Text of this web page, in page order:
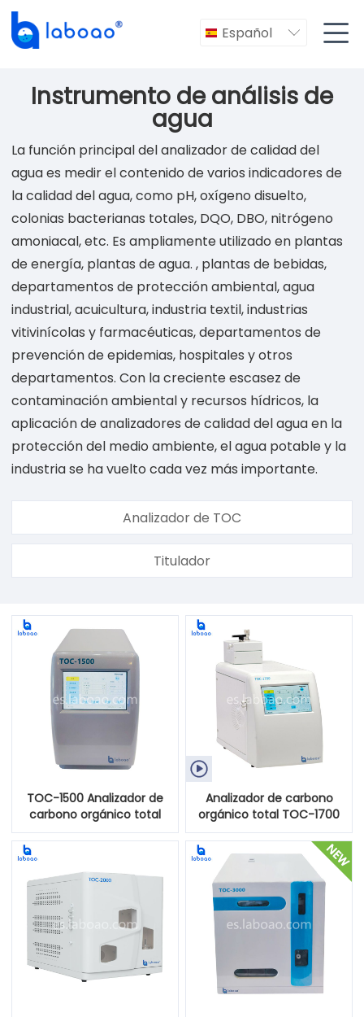
Español  
Instrumento de análisis de
agua
La función principal del analizador de calidad del
agua es medir el contenido de varios indicadores de
la calidad del agua, como pH, oxígeno disuelto,
colonias bacterianas totales, DQO, DBO, nitrógeno
amoniacal, etc. Es ampliamente utilizado en plantas
de energía, plantas de agua. , plantas de bebidas,
departamentos de protección ambiental, agua
industrial, acuicultura, industria textil, industrias
vitivinícolas y farmacéuticas, departamentos de
prevención de epidemias, hospitales y otros
departamentos. Con la creciente escasez de
contaminación ambiental y recursos hídricos, la
aplicación de analizadores de calidad del agua en la
protección del medio ambiente, el agua potable y la
industria se ha vuelto cada vez más importante.
Analizador de TOC
Titulador
TOC-1500 Analizador de
carbono orgánico total

Analizador de carbono
orgánico total TOC-1700